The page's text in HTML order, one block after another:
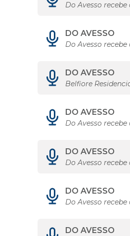
Do Avesso
DO AVESSO
Do Avesso
DO AVESSO
Belfiore
DO AVESSO
Do Avesso
DO AVESSO
Do Avesso
DO AVESSO
Do Avesso
DO AVESSO